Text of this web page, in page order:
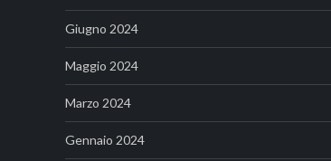
Giugno 2024
Maggio 2024
Marzo 2024
Gennaio 2024